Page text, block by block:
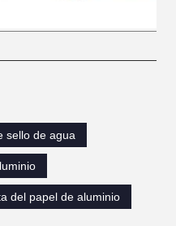
sello de agua
del papel de aluminio